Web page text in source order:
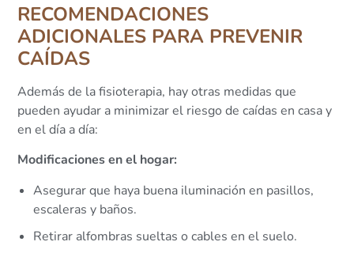
RECOMENDACIONES
ADICIONALES PARA PREVENIR
CAÍDAS
Además de la fisioterapia, hay otras medidas que
pueden ayudar a minimizar el riesgo de caídas en casa y
en el día a día:
Modificaciones en el hogar:
Asegurar que haya buena iluminación en pasillos,
escaleras y baños.
Retirar alfombras sueltas o cables en el suelo.